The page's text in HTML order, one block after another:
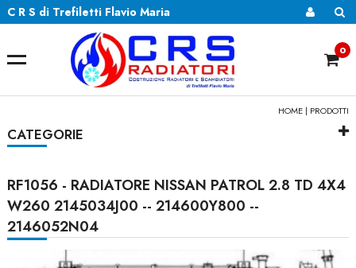
C R S di Trefiletti Flavio Maria
0
HOME | PRODOTTI
CATEGORIE
RF1056 - RADIATORE NISSAN PATROL 2.8 TD 4X4
W260 2145034J00 -- 214600Y800 --
2146052N04